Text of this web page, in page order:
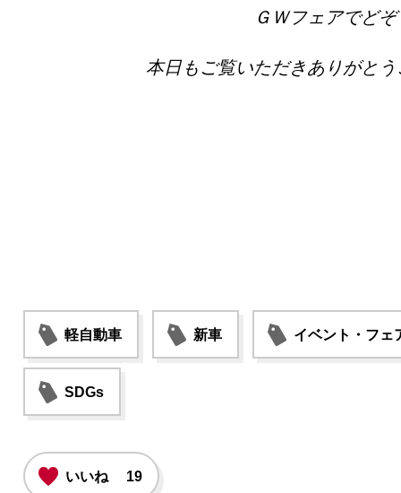
ＧＷフェアでどぞ
本日もご覧いただきありがと
軽自動車 新車 イベント・フェ
SDGs
いいね 19